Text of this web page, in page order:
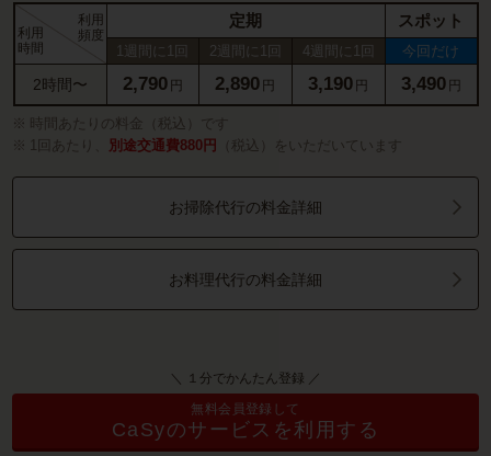
利用
時間
利用
頻度
定期 スポット
1週間に1回 2週間に1回 4週間に1回 今回だけ
2時間〜 2,790 円 2,890 円 3,190 円 3,490 円
時間あたりの料金（税込）です
1回あたり、
別途交通費880円 （税込）をいただいています
お掃除代行の料金詳細
お料理代行の料金詳細
＼ １分でかんたん登録 ／
無料会員登録して
CaSyのサービスを利用する